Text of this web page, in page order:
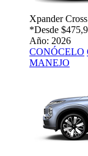
Xpander Cross
*Desde
Año: 2026
CONÓCELO
MANEJO